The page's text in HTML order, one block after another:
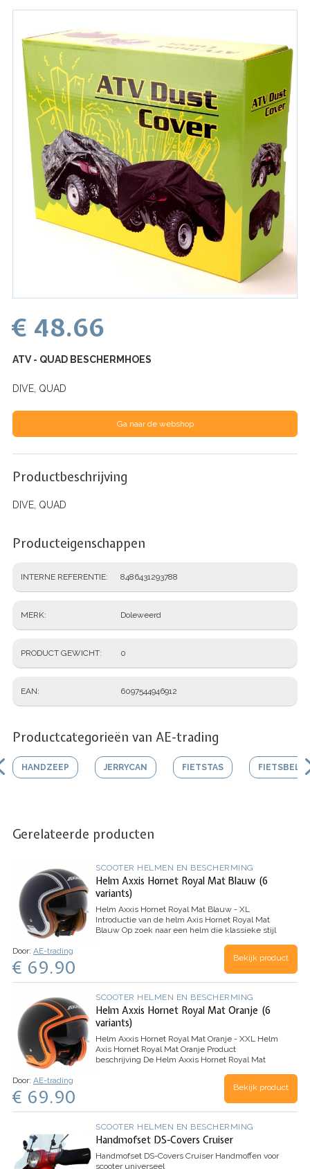
€ 48.66
ATV - QUAD BESCHERMHOES
DIVE, QUAD
Ga naar de webshop
Productbeschrijving
DIVE, QUAD
Producteigenschappen
INTERNE REFERENTIE 8486431293788
MERK Doleweerd
PRODUCT GEWICHT 0
EAN 6097544946912
Productcategorieën van AE-trading
HANDZEEP JERRYCAN FIETSTAS FIETSBEL
Gerelateerde producten
SCOOTER HELMEN EN BESCHERMING
Helm Axxis Hornet Royal Mat Blauw (6
variants)
Helm Axxis Hornet Royal Mat Blauw - XL
Introductie van de helm Axis Hornet Royal Mat
Blauw Op zoek naar een helm die klassieke stijl
niet verder dan de Helm Axxis Hornet Royal
Door: AE-trading
€ 69.90 Bekijk product
SCOOTER HELMEN EN BESCHERMING
Helm Axxis Hornet Royal Mat Oranje (6
variants)
Helm Axxis Hornet Royal Mat Oranje - XXL Helm
Axis Hornet Royal Mat Oranje Product
beschrijving De Helm Axxis Hornet Royal Mat
veiligheid. Met zijn retro-look en elegant…
Door: AE-trading
€ 69.90 Bekijk product
SCOOTER HELMEN EN BESCHERMING
Handmofset DS-Covers Cruiser
Handmofset DS-Covers Cruiser Handmoffen voor
scooter universeel